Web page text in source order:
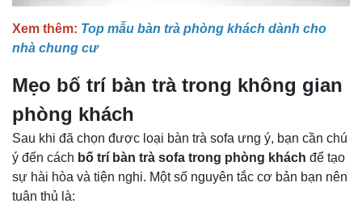
Xem thêm: Top mẫu bàn trà phòng khách dành cho
nhà chung cư
Mẹo bố trí bàn trà trong không gian
phòng khách
Sau khi đã chọn được loại bàn trà sofa ưng ý, bạn cần chú
ý đến cách bố trí bàn trà sofa trong phòng khách để tạo
sự hài hòa và tiện nghi. Một số nguyên tắc cơ bản bạn nên
tuân thủ là: